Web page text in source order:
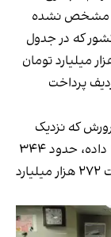
مشخص نشده
که در جدول
۷ بودجه درج شده است، حدود ۲۲۰۲ هزار میلیارد تومان
پرداخت
که نزدیک
نیمی از کارکنان دولت (۴۴ درصد) را در خود جا داده، حدود ۳۴۴
هزار میلیارد و اعتبارات هزینه‌ای وزارت بهداشت ۲۷۲ هزار میلیارد